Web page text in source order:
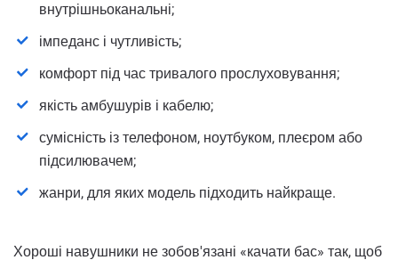
внутрішньоканальні;
імпеданс і чутливість;
комфорт під час тривалого прослуховування;
якість амбушурів і кабелю;
сумісність із телефоном, ноутбуком, плеєром або
підсилювачем;
жанри, для яких модель підходить найкраще.
Хороші навушники не зобов'язані «качати бас» так, щоб